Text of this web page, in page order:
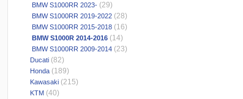
BMW S1000RR 2023- (29)
BMW S1000RR 2019-2022 (28)
BMW S1000RR 2015-2018 (16)
BMW S1000R 2014-2016 (14)
BMW S1000RR 2009-2014 (23)
Ducati (82)
Honda (189)
Kawasaki (215)
KTM (40)